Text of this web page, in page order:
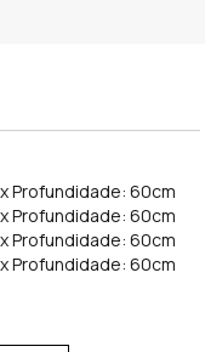
Profundidade: 60cm
Profundidade: 60cm
Profundidade: 60cm
Profundidade: 60cm